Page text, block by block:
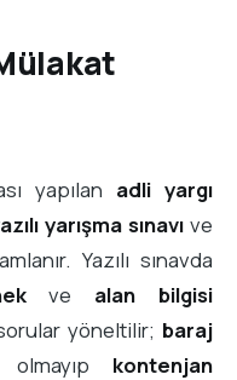
yapılan adli yargı
yarışma sınavıve
Yazılı sınavda
ve alan bilgisi
yöneltilir; baraj
kontenjan